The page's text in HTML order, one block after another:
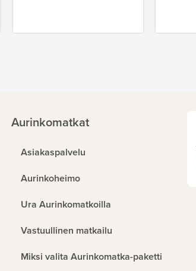
Aurinkomatkat
Asiakaspalvelu
Aurinkoheimo
Ura Aurinkomatkoilla
Vastuullinen matkailu
Miksi valita Aurinkomatka-paketti